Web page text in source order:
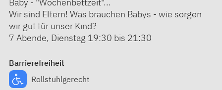
Wir sind Eltern! Was brauchen Babys - wie sorgen
wir gut für unser Kind?
7 Abende, Dienstag 19:30 bis 21:30
Barrierefreiheit
Rollstuhlgerecht